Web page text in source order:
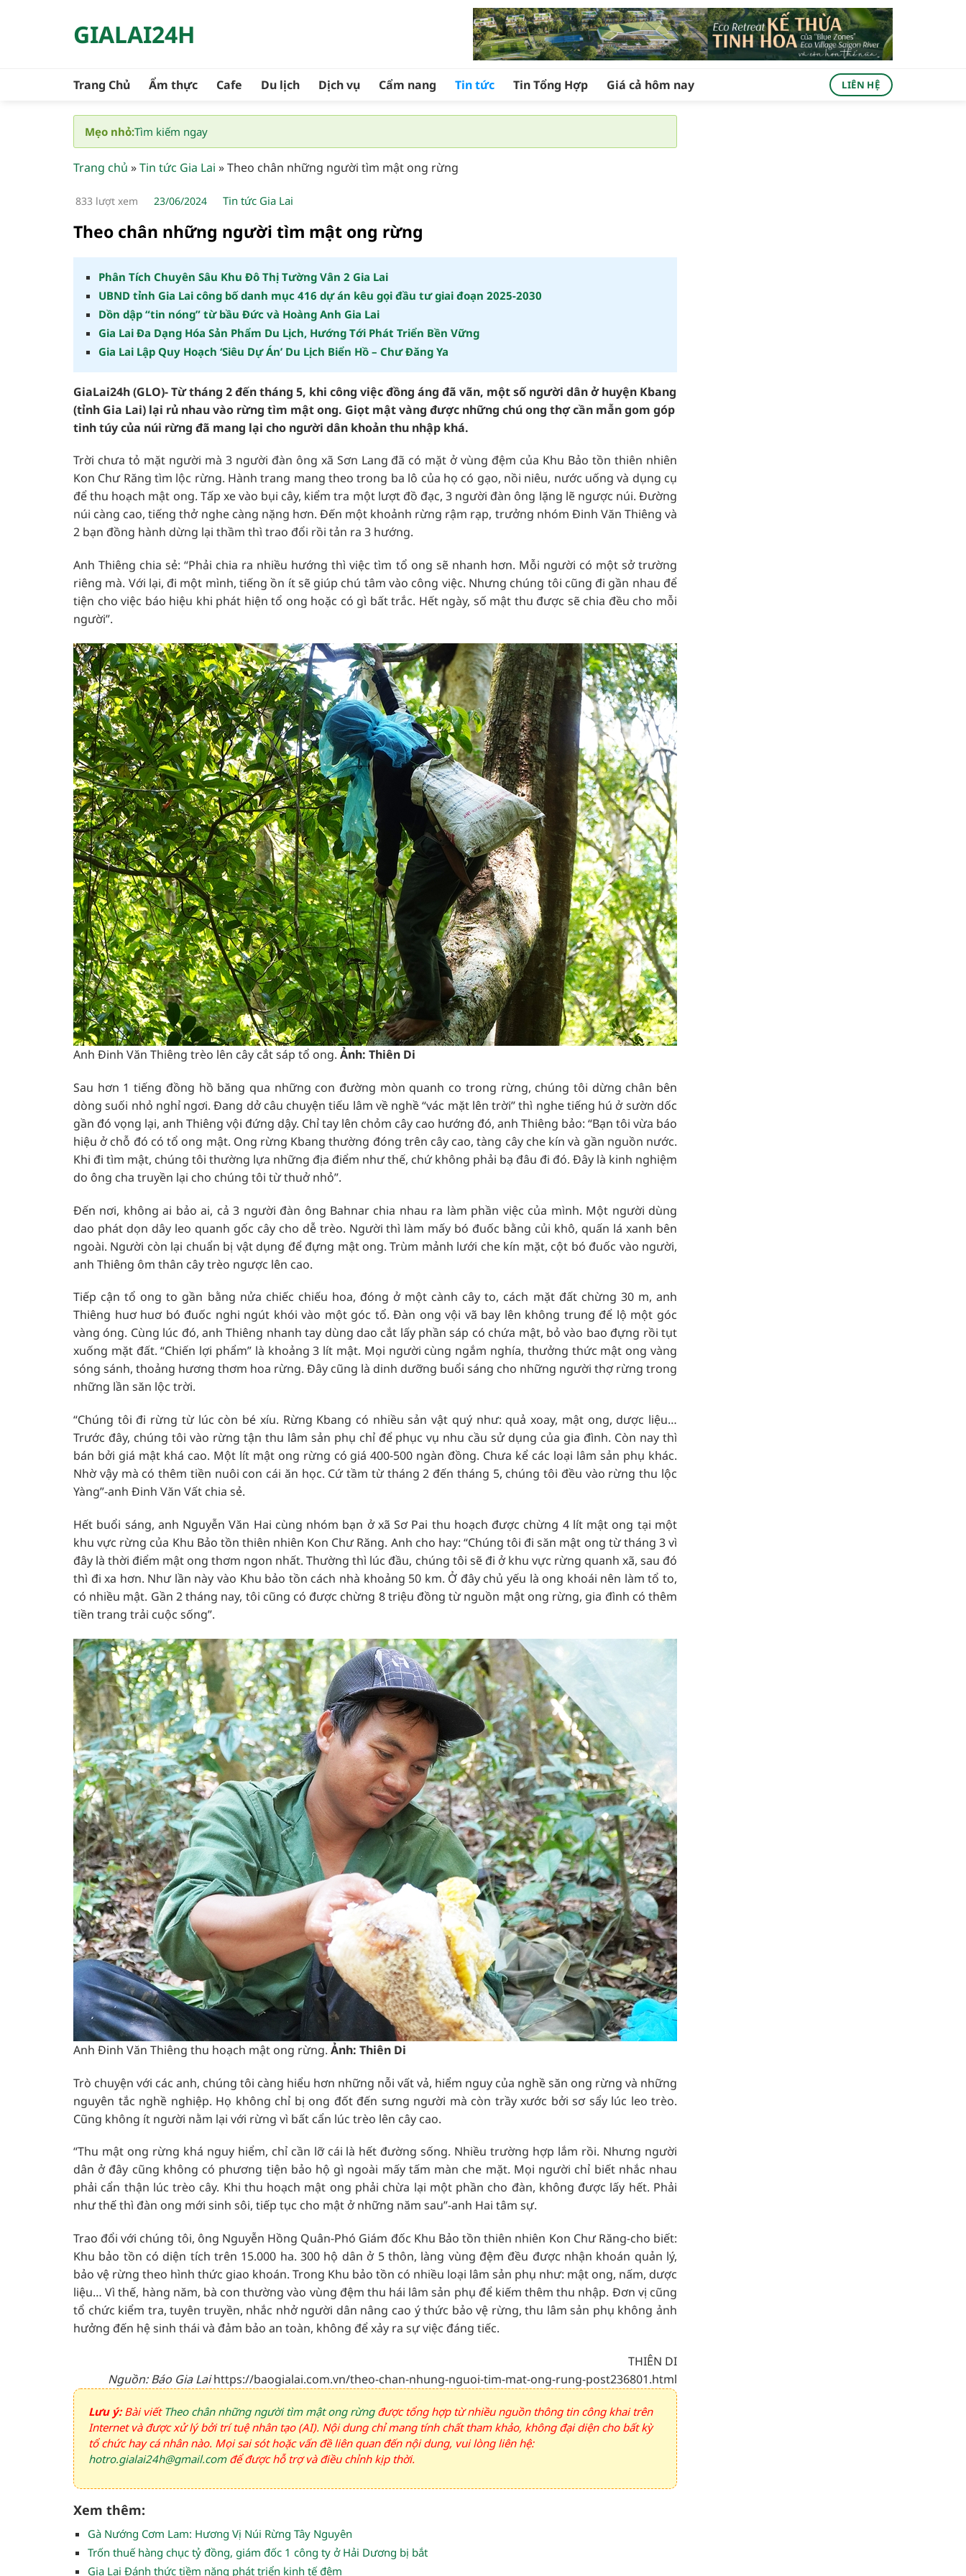
GIALAI24H
Trang Chủ Ẩm thực Cafe Du lịch Dịch vụ Cẩm nang Tin tức Tin Tổng Hợp Giá cả hôm nay LIÊN HỆ
Mẹo nhỏ:Tìm kiếm ngay
Trang chủ »Tin tức Gia Lai »Theo chân những người tìm mật ong rừng
833 lượt xem 23/06/2024 Tin tức Gia Lai
Theo chân những người tìm mật ong rừng
Phân Tích Chuyên Sâu Khu Đô Thị Tường Vân 2 Gia Lai
UBND tỉnh Gia Lai công bố danh mục 416 dự án kêu gọi đầu tư giai đoạn 2025-2030
Dồn dập “tin nóng” từ bầu Đức và Hoàng Anh Gia Lai
Gia Lai Đa Dạng Hóa Sản Phẩm Du Lịch, Hướng Tới Phát Triển Bền Vững
Gia Lai Lập Quy Hoạch ‘Siêu Dự Án’ Du Lịch Biển Hồ – Chư Đăng Ya
GiaLai24h (GLO)- Từ tháng 2 đến tháng 5, khi công việc đồng áng đã vãn, một số người dân ở huyện Kbang
(tỉnh Gia Lai) lại rủ nhau vào rừng tìm mật ong. Giọt mật vàng được những chú ong thợ cần mẫn gom góp
tinh túy của núi rừng đã mang lại cho người dân khoản thu nhập khá.
Trời chưa tỏ mặt người mà 3 người đàn ông xã Sơn Lang đã có mặt ở vùng đệm của Khu Bảo tồn thiên nhiên
Kon Chư Răng tìm lộc rừng. Hành trang mang theo trong ba lô của họ có gạo, nồi niêu, nước uống và dụng cụ
để thu hoạch mật ong. Tấp xe vào bụi cây, kiểm tra một lượt đồ đạc, 3 người đàn ông lặng lẽ ngược núi. Đường
núi càng cao, tiếng thở nghe càng nặng hơn. Đến một khoảnh rừng rậm rạp, trưởng nhóm Đinh Văn Thiêng và
2 bạn đồng hành dừng lại thầm thì trao đổi rồi tản ra 3 hướng.
Anh Thiêng chia sẻ: “Phải chia ra nhiều hướng thì việc tìm tổ ong sẽ nhanh hơn. Mỗi người có một sở trường
riêng mà. Với lại, đi một mình, tiếng ồn ít sẽ giúp chú tâm vào công việc. Nhưng chúng tôi cũng đi gần nhau để
tiện cho việc báo hiệu khi phát hiện tổ ong hoặc có gì bất trắc. Hết ngày, số mật thu được sẽ chia đều cho mỗi
người”.
Anh Đinh Văn Thiêng trèo lên cây cắt sáp tổ ong. Ảnh: Thiên Di
Sau hơn 1 tiếng đồng hồ băng qua những con đường mòn quanh co trong rừng, chúng tôi dừng chân bên
dòng suối nhỏ nghỉ ngơi. Đang dở câu chuyện tiếu lâm về nghề “vác mặt lên trời” thì nghe tiếng hú ở sườn dốc
gần đó vọng lại, anh Thiêng vội đứng dậy. Chỉ tay lên chỏm cây cao hướng đó, anh Thiêng bảo: “Bạn tôi vừa báo
hiệu ở chỗ đó có tổ ong mật. Ong rừng Kbang thường đóng trên cây cao, tàng cây che kín và gần nguồn nước.
Khi đi tìm mật, chúng tôi thường lựa những địa điểm như thế, chứ không phải bạ đâu đi đó. Đây là kinh nghiệm
do ông cha truyền lại cho chúng tôi từ thuở nhỏ”.
Đến nơi, không ai bảo ai, cả 3 người đàn ông Bahnar chia nhau ra làm phần việc của mình. Một người dùng
dao phát dọn dây leo quanh gốc cây cho dễ trèo. Người thì làm mấy bó đuốc bằng củi khô, quấn lá xanh bên
ngoài. Người còn lại chuẩn bị vật dụng để đựng mật ong. Trùm mảnh lưới che kín mặt, cột bó đuốc vào người,
anh Thiêng ôm thân cây trèo ngược lên cao.
Tiếp cận tổ ong to gần bằng nửa chiếc chiếu hoa, đóng ở một cành cây to, cách mặt đất chừng 30 m, anh
Thiêng huơ huơ bó đuốc nghi ngút khói vào một góc tổ. Đàn ong vội vã bay lên không trung để lộ một góc
vàng óng. Cùng lúc đó, anh Thiêng nhanh tay dùng dao cắt lấy phần sáp có chứa mật, bỏ vào bao đựng rồi tụt
xuống mặt đất. “Chiến lợi phẩm” là khoảng 3 lít mật. Mọi người cùng ngắm nghía, thưởng thức mật ong vàng
sóng sánh, thoảng hương thơm hoa rừng. Đây cũng là dinh dưỡng buổi sáng cho những người thợ rừng trong
những lần săn lộc trời.
“Chúng tôi đi rừng từ lúc còn bé xíu. Rừng Kbang có nhiều sản vật quý như: quả xoay, mật ong, dược liệu…
Trước đây, chúng tôi vào rừng tận thu lâm sản phụ chỉ để phục vụ nhu cầu sử dụng của gia đình. Còn nay thì
bán bởi giá mật khá cao. Một lít mật ong rừng có giá 400-500 ngàn đồng. Chưa kể các loại lâm sản phụ khác.
Nhờ vậy mà có thêm tiền nuôi con cái ăn học. Cứ tầm từ tháng 2 đến tháng 5, chúng tôi đều vào rừng thu lộc
Yàng”-anh Đinh Văn Vất chia sẻ.
Hết buổi sáng, anh Nguyễn Văn Hai cùng nhóm bạn ở xã Sơ Pai thu hoạch được chừng 4 lít mật ong tại một
khu vực rừng của Khu Bảo tồn thiên nhiên Kon Chư Răng. Anh cho hay: “Chúng tôi đi săn mật ong từ tháng 3 vì
đây là thời điểm mật ong thơm ngon nhất. Thường thì lúc đầu, chúng tôi sẽ đi ở khu vực rừng quanh xã, sau đó
thì đi xa hơn. Như lần này vào Khu bảo tồn cách nhà khoảng 50 km. Ở đây chủ yếu là ong khoái nên làm tổ to,
có nhiều mật. Gần 2 tháng nay, tôi cũng có được chừng 8 triệu đồng từ nguồn mật ong rừng, gia đình có thêm
tiền trang trải cuộc sống”.
Anh Đinh Văn Thiêng thu hoạch mật ong rừng. Ảnh: Thiên Di
Trò chuyện với các anh, chúng tôi càng hiểu hơn những nỗi vất vả, hiểm nguy của nghề săn ong rừng và những
nguyên tắc nghề nghiệp. Họ không chỉ bị ong đốt đến sưng người mà còn trầy xước bởi sơ sẩy lúc leo trèo.
Cũng không ít người nằm lại với rừng vì bất cẩn lúc trèo lên cây cao.
“Thu mật ong rừng khá nguy hiểm, chỉ cần lỡ cái là hết đường sống. Nhiều trường hợp lắm rồi. Nhưng người
dân ở đây cũng không có phương tiện bảo hộ gì ngoài mấy tấm màn che mặt. Mọi người chỉ biết nhắc nhau
phải cẩn thận lúc trèo cây. Khi thu hoạch mật ong phải chừa lại một phần cho đàn, không được lấy hết. Phải
như thế thì đàn ong mới sinh sôi, tiếp tục cho mật ở những năm sau”-anh Hai tâm sự.
Trao đổi với chúng tôi, ông Nguyễn Hồng Quân-Phó Giám đốc Khu Bảo tồn thiên nhiên Kon Chư Răng-cho biết:
Khu bảo tồn có diện tích trên 15.000 ha. 300 hộ dân ở 5 thôn, làng vùng đệm đều được nhận khoán quản lý,
bảo vệ rừng theo hình thức giao khoán. Trong Khu bảo tồn có nhiều loại lâm sản phụ như: mật ong, nấm, dược
liệu… Vì thế, hàng năm, bà con thường vào vùng đệm thu hái lâm sản phụ để kiếm thêm thu nhập. Đơn vị cũng
tổ chức kiểm tra, tuyên truyền, nhắc nhở người dân nâng cao ý thức bảo vệ rừng, thu lâm sản phụ không ảnh
hưởng đến hệ sinh thái và đảm bảo an toàn, không để xảy ra sự việc đáng tiếc.
THIÊN DI
Nguồn: Báo Gia Laihttps://baogialai.com.vn/theo-chan-nhung-nguoi-tim-mat-ong-rung-post236801.html
Lưu ý:Bài viết Theo chân những người tìm mật ong rừngđược tổng hợp từ nhiều nguồn thông tin công khai trên
Internet và được xử lý bởi trí tuệ nhân tạo (AI). Nội dung chỉ mang tính chất tham khảo, không đại diện cho bất kỳ
tổ chức hay cá nhân nào. Mọi sai sót hoặc vấn đề liên quan đến nội dung, vui lòng liên hệ:
hotro.gialai24h@gmail.comđể được hỗ trợ và điều chỉnh kịp thời.
Xem thêm:
Gà Nướng Cơm Lam: Hương Vị Núi Rừng Tây Nguyên
Trốn thuế hàng chục tỷ đồng, giám đốc 1 công ty ở Hải Dương bị bắt
Gia Lai Đánh thức tiềm năng phát triển kinh tế đêm